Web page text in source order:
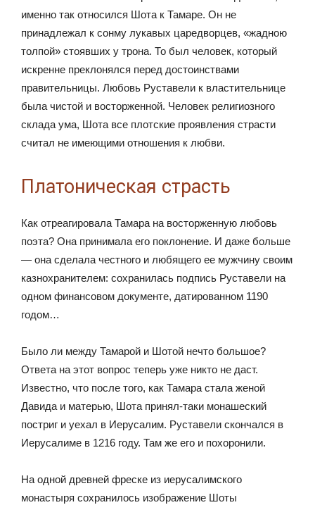
именно так относился Шота к Тамаре. Он не
принадлежал к сонму лукавых царедворцев, «жадною
толпой» стоявших у трона. То был человек, который
искренне преклонялся перед достоинствами
правительницы. Любовь Руставели к властительнице
была чистой и восторженной. Человек религиозного
склада ума, Шота все плотские проявления страсти
считал не имеющими отношения к любви.
Платоническая страсть
Как отреагировала Тамара на восторженную любовь
поэта? Она принимала его поклонение. И даже больше
— она сделала честного и любящего ее мужчину своим
казнохранителем: сохранилась подпись Руставели на
одном финансовом документе, датированном 1190
годом…
Было ли между Тамарой и Шотой нечто большое?
Ответа на этот вопрос теперь уже никто не даст.
Известно, что после того, как Тамара стала женой
Давида и матерью, Шота принял-таки монашеский
постриг и уехал в Иерусалим. Руставели скончался в
Иерусалиме в 1216 году. Там же его и похоронили.
На одной древней фреске из иерусалимского
монастыря сохранилось изображение Шоты